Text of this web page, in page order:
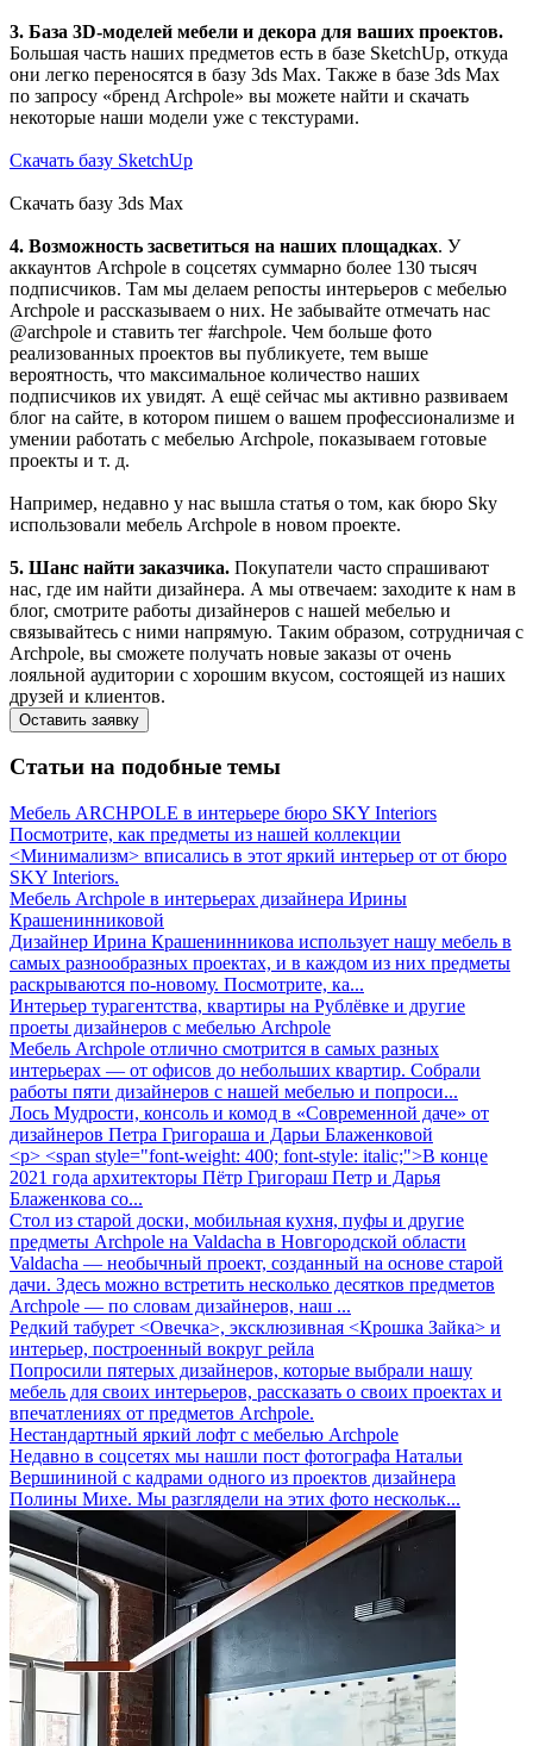
3. База 3D-моделей мебели и декора для ваших проектов.
Большая часть наших предметов есть в базе SketchUp, откуда
они легко переносятся в базу 3ds Max. Также в базе 3ds Max
по запросу «бренд Archpole» вы можете найти и скачать
некоторые наши модели уже с текстурами.
Скачать базу SketchUp
Скачать базу 3ds Max
4. Возможность засветиться на наших площадках. У
аккаунтов Archpole в соцсетях суммарно более 130 тысяч
подписчиков. Там мы делаем репосты интерьеров с мебелью
Archpole и рассказываем о них. Не забывайте отмечать нас
@archpole и ставить тег #archpole. Чем больше фото
реализованных проектов вы публикуете, тем выше
вероятность, что максимальное количество наших
подписчиков их увидят. А ещё сейчас мы активно развиваем
блог на сайте, в котором пишем о вашем профессионализме и
умении работать с мебелью Archpole, показываем готовые
проекты и т. д.
Например, недавно у нас вышла статья о том, как бюро Sky
использовали мебель Archpole в новом проекте.
5. Шанс найти заказчика. Покупатели часто спрашивают
нас, где им найти дизайнера. А мы отвечаем: заходите к нам в
блог, смотрите работы дизайнеров с нашей мебелью и
связывайтесь с ними напрямую. Таким образом, сотрудничая с
Archpole, вы сможете получать новые заказы от очень
лояльной аудитории с хорошим вкусом, состоящей из наших
друзей и клиентов.
Оставить заявку
Статьи на подобные темы
Мебель ARCHPOLE в интерьере бюро SKY Interiors
Посмотрите, как предметы из нашей коллекции
<Минимализм> вписались в этот яркий интерьер от от бюро
SKY Interiors.
Мебель Archpole в интерьерах дизайнера Ирины
Крашенинниковой
Дизайнер Ирина Крашенинникова использует нашу мебель в
самых разнообразных проектах, и в каждом из них предметы
раскрываются по-новому. Посмотрите, ка...
Интерьер турагентства, квартиры на Рублёвке и другие
проеты дизайнеров с мебелью Archpole
Мебель Archpole отлично смотрится в самых разных
интерьерах — от офисов до небольших квартир. Собрали
работы пяти дизайнеров с нашей мебелью и попроси...
Лось Мудрости, консоль и комод в «Современной даче» от
дизайнеров Петра Григораша и Дарьи Блаженковой
<p> <span style="font-weight: 400; font-style: italic;">В конце
2021 года архитекторы Пётр Григораш Петр и Дарья
Блаженкова со...
Стол из старой доски, мобильная кухня, пуфы и другие
предметы Archpole на Valdacha в Новгородской области
Valdacha — необычный проект, созданный на основе старой
дачи. Здесь можно встретить несколько десятков предметов
Archpole — по словам дизайнеров, наш ...
Редкий табурет <Овечка>, эксклюзивная <Крошка Зайка> и
интерьер, построенный вокруг рейла
Попросили пятерых дизайнеров, которые выбрали нашу
мебель для своих интерьеров, рассказать о своих проектах и
впечатлениях от предметов Archpole.
Нестандартный яркий лофт с мебелью Archpole
Недавно в соцсетях мы нашли пост фотографа Натальи
Вершининой с кадрами одного из проектов дизайнера
Полины Михе. Мы разглядели на этих фото нескольк...